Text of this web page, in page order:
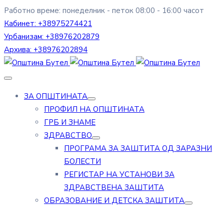
Работно време: понеделник - петок 08:00 - 16:00 часот
Кабинет: +38975274421
Урбанизам: +38976202879
Архива: +38976202894
ЗА ОПШТИНАТА
ПРОФИЛ НА ОПШТИНАТА
ГРБ И ЗНАМЕ
ЗДРАВСТВО
ПРОГРАМА ЗА ЗАШТИТА ОД ЗАРАЗНИ
БОЛЕСТИ
РЕГИСТАР НА УСТАНОВИ ЗА
ЗДРАВСТВЕНА ЗАШТИТА
ОБРАЗОВАНИЕ И ДЕТСКА ЗАШТИТА